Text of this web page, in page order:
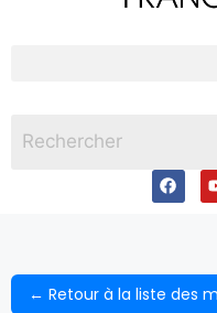
← Retour à la liste des